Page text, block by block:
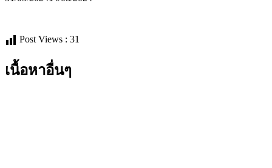
Post Views : 31
เนื้อหาอื่นๆ